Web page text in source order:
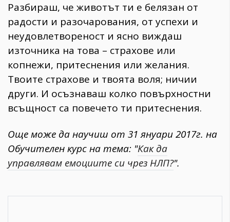
Разбираш, че животът ти е белязан от
радости и разочарования, от успехи и
неудовлетвореност и ясно виждаш
източника на това – страхове или
копнежи, притеснения или желания.
Твоите страхове и твоята воля; ничии
други. И осъзнаваш колко повърхностни
всъщност са повечето ти притеснения.
Още може да научиш от 31 януари 2017г. на
Обучителен курс на тема: "Как да
управлявам емоциите си чрез НЛП?".